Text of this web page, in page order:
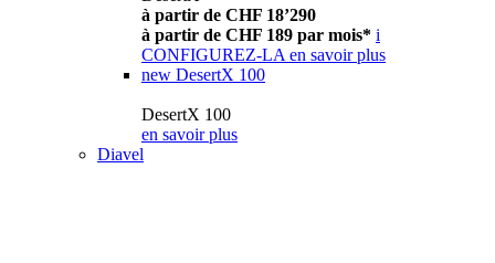
à partir de CHF 18’290
à partir de CHF 189 par mois* i
CONFIGUREZ-LA en savoir plus
new DesertX 100
DesertX 100
en savoir plus
Diavel